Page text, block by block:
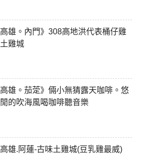
高雄。內門》308高地洪代表桶仔雞
土雞城
高雄。茄萣》倆小無猜露天咖啡。悠
閒的吹海風喝咖啡聽音樂
高雄.阿蓮-古味土雞城(豆乳雞最威)